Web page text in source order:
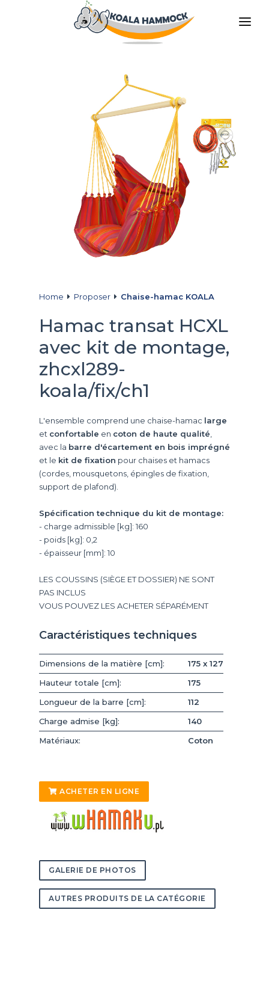
DEVENIR DISTRIBUTEUR
Home Proposer Chaise-hamac KOALA
Hamac transat HCXL
avec kit de montage,
zhcxl289-
koala/fix/ch1
L'ensemble comprend une chaise-hamac large
et confortable en coton de haute qualité
avec la barre d'écartement en bois imprégné
et le kit de fixation pour chaises et hamacs
(cordes, mousquetons, épingles de fixation,
support de plafond).
Spécification technique du kit de montage:
- charge admissible [kg]: 160
- poids [kg]: 0,2
- épaisseur [mm]: 10
LES COUSSINS (SIÈGE ET DOSSIER) NE SONT
PAS INCLUS
VOUS POUVEZ LES ACHETER SÉPARÉMENT
Caractéristiques techniques
Dimensions de la matière [cm]:
175 x 127
Hauteur totale [cm]:
175
Longueur de la barre [cm]:
112
Charge admise [kg]:
140
Matériaux:
Coton
ACHETER EN LIGNE
GALERIE DE PHOTOS
AUTRES PRODUITS DE LA CATÉGORIE